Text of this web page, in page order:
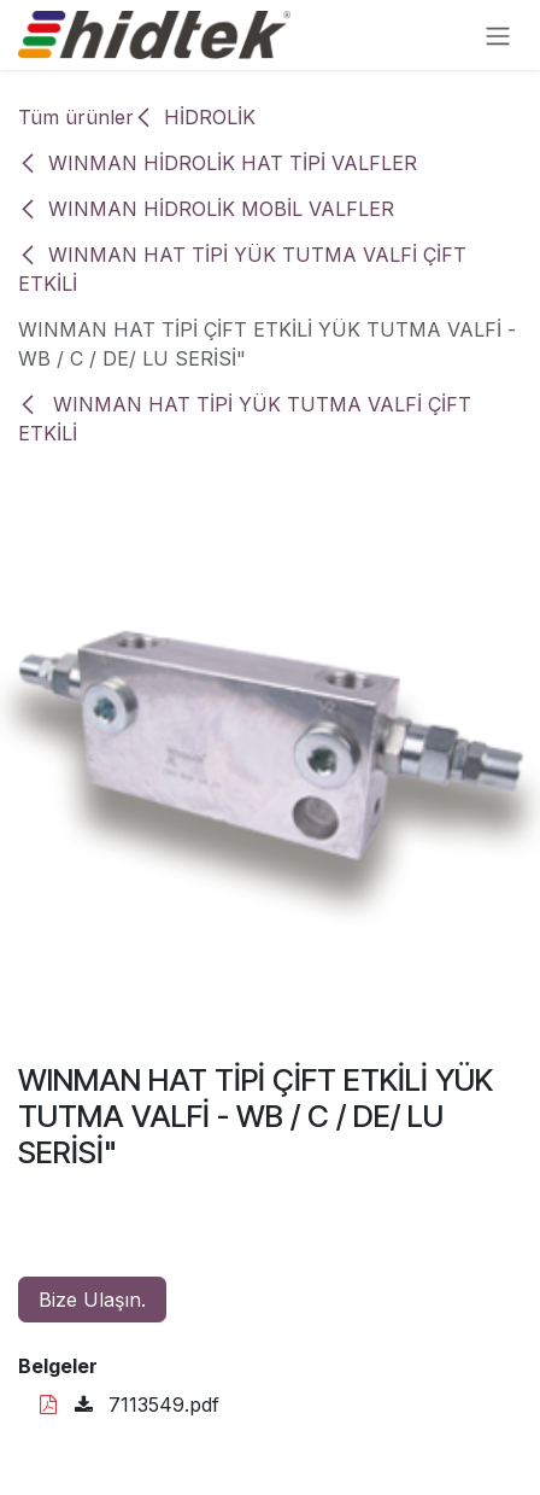
İçereği Atla
Tüm ürünler
HİDROLİK
WINMAN HİDROLİK HAT TİPİ VALFLER
WINMAN HİDROLİK MOBİL VALFLER
WINMAN HAT TİPİ YÜK TUTMA VALFİ ÇİFT
ETKİLİ
WINMAN HAT TİPİ ÇİFT ETKİLİ YÜK TUTMA VALFİ -
WB / C / DE/ LU SERİSİ"
WINMAN HAT TİPİ YÜK TUTMA VALFİ ÇİFT
ETKİLİ
WINMAN HAT TİPİ ÇİFT ETKİLİ YÜK
TUTMA VALFİ - WB / C / DE/ LU
SERİSİ"
Bize Ulaşın.
Belgeler
7113549.pdf